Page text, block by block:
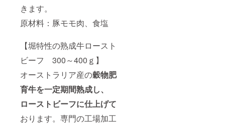
きます。
原材料：豚モモ肉、食塩
【堀特性の熟成牛ロースト
ビーフ 300～400ｇ】
オーストラリア産の穀物肥
育牛を一定期間熟成し、
ローストビーフに仕上げて
おります。専門の工場加工